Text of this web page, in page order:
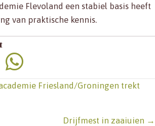
Flevoland een stabiel basis heeft
van praktische kennis.
Friesland/Groningen trekt
Drijfmest in zaaiuien →